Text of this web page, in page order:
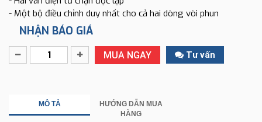
- Một bộ điều chỉnh duy nhất cho cả hai dòng vòi phun
NHẬN BÁO GIÁ
MUA NGAY Tư vấn
MÔ TẢ
HƯỚNG DẪN MUA
HÀNG